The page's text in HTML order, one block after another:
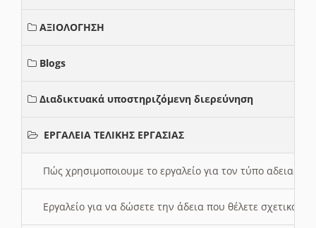
ΑΞΙΟΛΟΓΗΣΗ
Blogs
Διαδικτυακά υποστηριζόμενη διερεύνηση
ΕΡΓΑΛΕΙΑ ΤΕΛΙΚΗΣ ΕΡΓΑΣΙΑΣ
Πώς χρησιμοποιουμε το εργαλείο για τον τύπο αδειας
Εργαλείο για να δώσετε την άδεια που θέλετε σχετικά